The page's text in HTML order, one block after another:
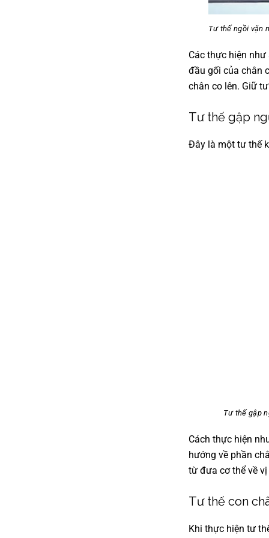
Tư thế ngồi vặn
Các thực hiện
đầu gối của chân
chân co lên. Giữ
Tư thế gập
Đây là một tư thế
Tư thế gập
Cách thực hiện
hướng về phần
từ đưa cơ thể về
Tư thế con
Khi thực hiện tư